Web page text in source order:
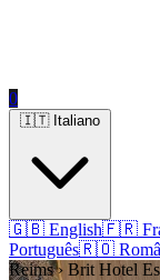
0
🇬🇧 English🇫🇷
Português🇷🇴
Reims › Brit Hotel